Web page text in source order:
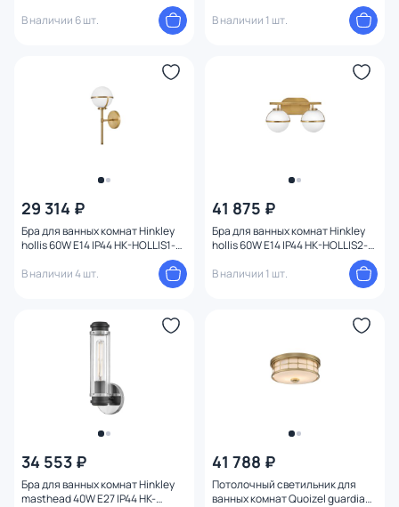
В наличии 6 шт.
В наличии 1 шт.
29 314 ₽
Бра для ванных комнат Hinkley
hollis 60W E14 IP44 HK-HOLLIS1-O-
В наличии 4 шт.
41 875 ₽
Бра для ванных комнат Hinkley
hollis 60W E14 IP44 HK-HOLLIS2-
В наличии 1 шт.
34 553 ₽
Бра для ванных комнат Hinkley
masthead 40W E27 IP44 HK-
41 788 ₽
Потолочный светильник для
ванных комнат Quoizel guardian